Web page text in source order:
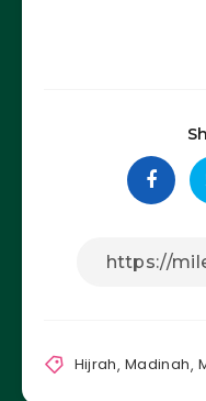
Hijrah,Madinah,